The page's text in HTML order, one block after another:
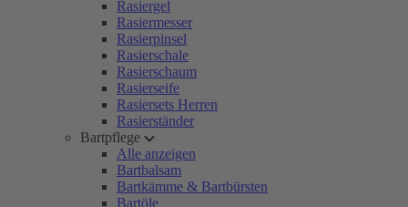
Rasiergel
Rasiermesser
Rasierpinsel
Rasierschale
Rasierschaum
Rasierseife
Rasiersets Herren
Rasierständer
Bartpflege
Alle anzeigen
Bartbalsam
Bartkämme & Bartbürsten
Bartöle